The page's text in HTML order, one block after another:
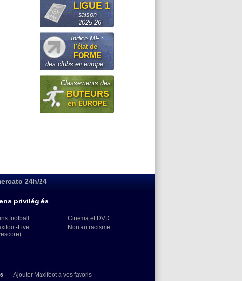
LIGUE 1
saison
2025-26
Indice MF :
l'état de
FORME
des clubs en europe
Classements des
BUTEURS
en EUROPE
24h/24
privilégiés
football
Live
Cinema et DVD
Non au racisme
Ajouter Maxifoot à vos favoris